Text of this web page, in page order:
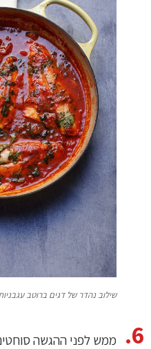
שילוב נהדר של דגים ברוטב
ממש לפני ההגשה